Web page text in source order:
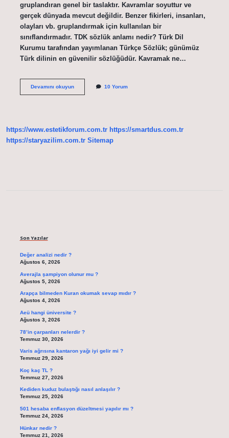
gruplandıran genel bir taslaktır. Kavramlar soyuttur ve
gerçek dünyada mevcut değildir. Benzer fikirleri, insanları,
olayları vb. gruplandırmak için kullanılan bir
sınıflandırmadır. TDK sözlük anlamı nedir? Türk Dil
Kurumu tarafından yayımlanan Türkçe Sözlük; günümüz
Türk dilinin en güvenilir sözlüğüdür. Kavramak ne…
Devamını okuyunKavrama
10 Yorum
https://www.estetikforum.com.tr https://smartdus.com.tr
https://staryazilim.com.tr Sitemap
Son Yazılar
Değer analizi nedir ?
Ağustos 6, 2026
Averajla şampiyon olunur mu ?
Ağustos 5, 2026
Arapça bilmeden Kuran okumak sevap mıdır ?
Ağustos 4, 2026
Aeü hangi üniversite ?
Ağustos 3, 2026
78’in çarpanları nelerdir ?
Temmuz 30, 2026
Varis ağrısına kantaron yağı iyi gelir mi ?
Temmuz 29, 2026
Koç kaç TL ?
Temmuz 27, 2026
Kediden kuduz bulaştığı nasıl anlaşılır ?
Temmuz 25, 2026
501 hesaba enflasyon düzeltmesi yapılır mı ?
Temmuz 24, 2026
Hünkar nedir ?
Temmuz 21, 2026